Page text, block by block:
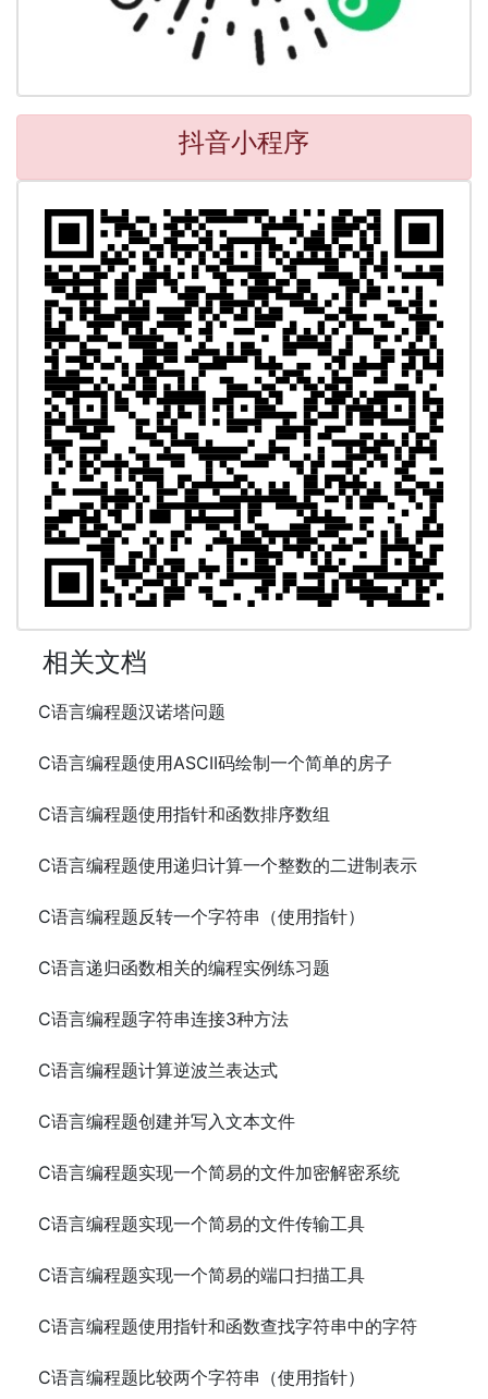
抖音小程序
相关文档
C语言编程题汉诺塔问题
C语言编程题使用ASCII码绘制一个简单的房子
C语言编程题使用指针和函数排序数组
C语言编程题使用递归计算一个整数的二进制表示
C语言编程题反转一个字符串（使用指针）
C语言递归函数相关的编程实例练习题
C语言编程题字符串连接3种方法
C语言编程题计算逆波兰表达式
C语言编程题创建并写入文本文件
C语言编程题实现一个简易的文件加密解密系统
C语言编程题实现一个简易的文件传输工具
C语言编程题实现一个简易的端口扫描工具
C语言编程题使用指针和函数查找字符串中的字符
C语言编程题比较两个字符串（使用指针）